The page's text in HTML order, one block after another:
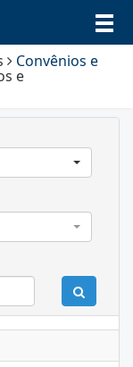
Convênios e
e